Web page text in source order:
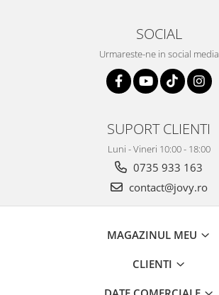
SOCIAL
Urmareste-ne in social media
SUPORT CLIENTI
Luni - Vineri 10:00 - 18:00
0735 933 163
contact@jovy.ro
MAGAZINUL MEU
CLIENTI